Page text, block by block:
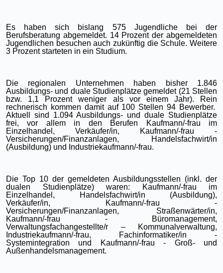
Es haben sich bislang 575 Jugendliche bei der
Berufsberatung abgemeldet. 14 Prozent der abgemeldeten
Jugendlichen besuchen auch zukünftig die Schule. Weitere
3 Prozent starteten in ein Studium.
Die regionalen Unternehmen haben bisher 1.846
Ausbildungs- und duale Studienplätze gemeldet (21 Stellen
bzw. 1,1 Prozent weniger als vor einem Jahr). Rein
rechnerisch kommen damit auf 100 Stellen 94 Bewerber.
Aktuell sind 1.094 Ausbildungs- und duale Studienplätze
frei, vor allem in den Berufen Kaufmann/-frau im
Einzelhandel, Verkäufer/in, Kaufmann/-frau -
Versicherungen/Finanzanlagen, Handelsfachwirt/in
(Ausbildung) und Industriekaufmann/-frau.
Die Top 10 der gemeldeten Ausbildungsstellen (inkl. der
dualen Studienplätze) waren: Kaufmann/-frau im
Einzelhandel, Handelsfachwirt/in (Ausbildung),
Verkäufer/in, Kaufmann/-frau -
Versicherungen/Finanzanlagen, Straßenwärter/in,
Kaufmann/-frau - Büromanagement,
Verwaltungsfachangestellte/r – Kommunalverwaltung,
Industriekaufmann/-frau, Fachinformatiker/in -
Systemintegration und Kaufmann/-frau - Groß- und
Außenhandelsmanagement.